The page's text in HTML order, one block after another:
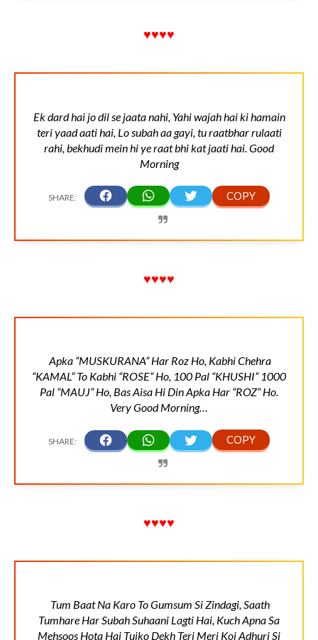
♥♥♥♥
Ek dard hai jo dil se jaata nahi, Yahi wajah hai ki hamain
teri yaad aati hai, Lo subah aa gayi, tu raatbhar rulaati
rahi, bekhudi mein hi ye raat bhi kat jaati hai. Good
Morning
♥♥♥♥
Apka “MUSKURANA” Har Roz Ho, Kabhi Chehra
“KAMAL” To Kabhi “ROSE” Ho, 100 Pal “KHUSHI” 1000
Pal “MAUJ” Ho, Bas Aisa Hi Din Apka Har “ROZ” Ho.
Very Good Morning…
♥♥♥♥
Tum Baat Na Karo To Gumsum Si Zindagi, Saath
Tumhare Har Subah Suhaani Lagti Hai, Kuch Apna Sa
Mehsoos Hota Hai Tujko Dekh Teri Meri Koi Adhuri Si